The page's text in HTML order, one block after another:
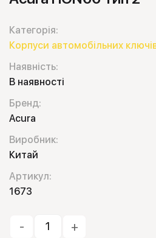
Категорія:
Корпуси автомобільних
Наявність:
В наявності
Бренд:
Acura
Виробник:
Китай
Артикул:
1673
- +